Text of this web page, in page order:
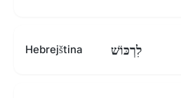
Hebrejština לִרְכּוֹשׁ